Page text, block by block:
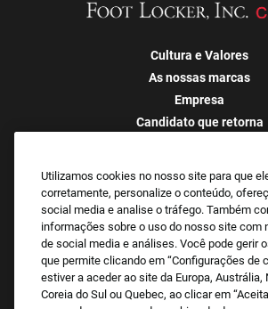
Cultura e Valores
As nossas marcas
Empresa
Candidato que retorna
Empregador Orgulhoso Das
Emprego Iguais
Analisamos todas as candidaturas
independentemente da raça, cor, sexo,
idade, orientação sexual, identidade de
Utilizamos cookies no nosso site para que
corretamente, personalize o conteúdo,
social media e analise o tráfego. Também
informações sobre o uso do nosso site com
de social media e análises. Você pode gerir
que permite clicando em “Configurações de
estiver a aceder ao site da Europa, Austrália,
Coreia do Sul ou Quebec, ao clicar em